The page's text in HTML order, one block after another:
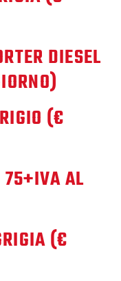
DIESEL
(€
75+IVA AL
(€